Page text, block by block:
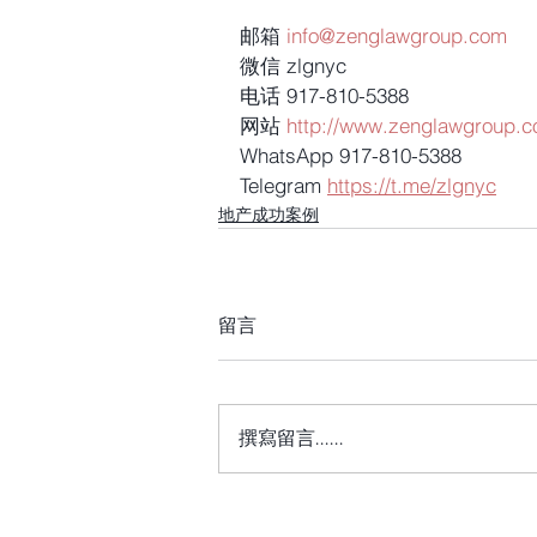
邮箱 info@zenglawgroup.com
微信 zlgnyc
电话 917-810-5388
网站 http://
WhatsApp 917-810-5388
Telegram https://t.me/zlgnyc
地产成功案例
留言
撰寫留言......